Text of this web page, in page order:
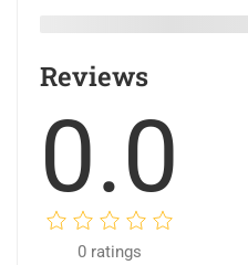
Reviews
0.0
0 ratings